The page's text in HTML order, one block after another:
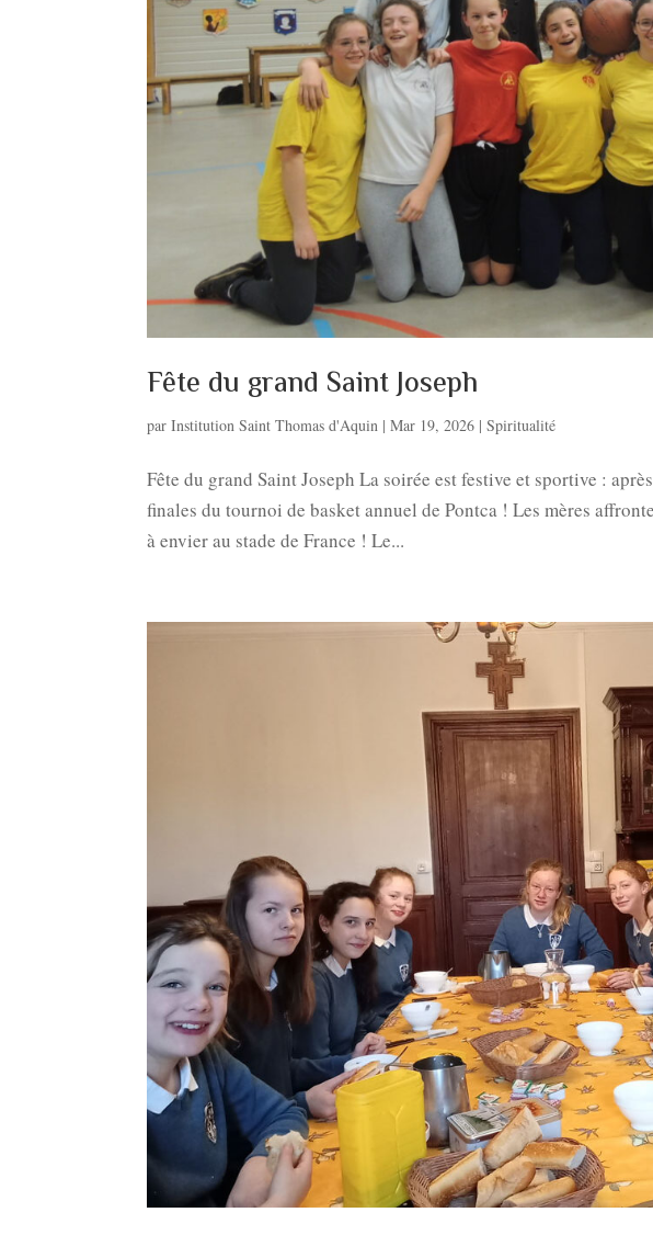
Fête du grand Saint Joseph
parInstitution Saint Thomas d'Aquin |Mar 19, 2026 |Spiritualité
Fête du grand Saint Joseph La soirée est festive et sportive :
finales du tournoi de basket annuel de Pontca ! Les mères
à envier au stade de France ! Le...